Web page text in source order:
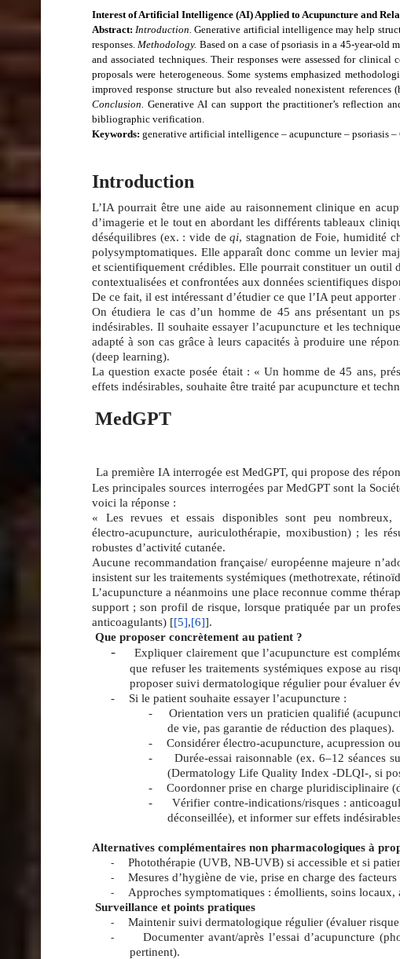
Interest of Artificial Intelligence (AI) Applied to Acupuncture and
Abstract: Introduction. Generative artificial intelligence may help
responses. Methodology. Based on a case of psoriasis in a 45-year-old
and associated techniques. Their responses were assessed for clinical
proposals were heterogeneous. Some systems emphasized
improved response structure but also revealed nonexistent
Conclusion. Generative AI can support the practitioner’s reflection
bibliographic verification.
Keywords: generative artificial intelligence – acupuncture – psoriasis
Introduction
L’IA pourrait être une aide au raisonnement clinique en
d’imagerie et le tout en abordant les différents tableaux
déséquilibres (ex. : vide deqi, stagnation de Foie, humidité
polysymptomatiques. Elle apparaît donc comme un levier
et scientifiquement crédibles. Elle pourrait constituer un outil
contextualisées et confrontées aux données scientifiques
De ce fait, il est intéressant d’étudier ce que l’IA peut
On étudiera le cas d’un homme de 45 ans présentant un
indésirables. Il souhaite essayer l’acupuncture et les
adapté à son cas grâce à leurs capacités à produire une
(deep learning).
La question exacte posée était : « Un homme de 45 ans,
effets indésirables, souhaite être traité par acupuncture et
MedGPT
La première IA interrogée est MedGPT, qui propose des
Les principales sources interrogées par MedGPT sont la
voici la réponse :
« Les revues et essais disponibles sont peu nombreux,
électro‑acupuncture, auriculothérapie, moxibustion) ; les
robustes d’activité cutanée.
Aucune recommandation française/ européenne majeure
insistent sur les traitements systémiques (methotrexate,
L’acupuncture a néanmoins une place reconnue comme
support ; son profil de risque, lorsque pratiquée par un
anticoagulants) [[5],[6]].
Que proposer concrètement au patient ?
-
Expliquer clairement que l’acupuncture est
que refuser les traitements systémiques expose au
proposer suivi dermatologique régulier pour évaluer
-
Si le patient souhaite essayer l’acupuncture :
-
Orientation vers un praticien qualifié
de vie, pas garantie de réduction des plaques).
-
Considérer électro‑acupuncture, acupression
-
Durée‑essai raisonnable (ex. 6–12 séances
(Dermatology Life Quality Index -DLQI-, si
-
Coordonner prise en charge pluridisciplinaire
-
Vérifier contre‑indications/risques :
déconseillée), et informer sur effets
Alternatives complémentaires non pharmacologiques à
- Photothérapie (UVB, NB‑UVB) si accessible et si
- Mesures d’hygiène de vie, prise en charge des
-
Approches symptomatiques : émollients, soins
Surveillance et points pratiques
- Maintenir suivi dermatologique régulier (évaluer
-
Documenter avant/après l’essai d’acupuncture
pertinent).